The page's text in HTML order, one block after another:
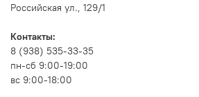
Российская ул., 129/1
Контакты:
8 (938) 535-33-35
пн-сб 9:00-19:00
вс 9:00-18:00